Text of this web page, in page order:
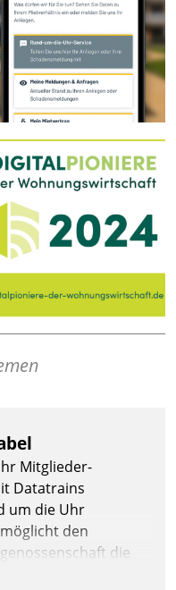
Mitglieder-
Datatrains
um die Uhr
den
die
Tablet oder PC.